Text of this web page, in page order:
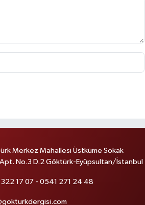
Merkez Mahallesi Üstküme Sokak
No.3 D.2 Göktürk-Eyüpsultan/İstanbul
17 07 - 0541 271 24 48